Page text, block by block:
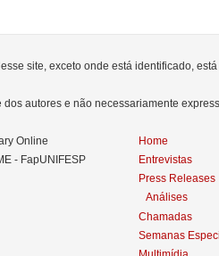
site, exceto onde está identificado,
autores e não necessariamente
Online
- FapUNIFESP
Home
Entrevistas
Press Releases
Análises
Chamadas
Semanas